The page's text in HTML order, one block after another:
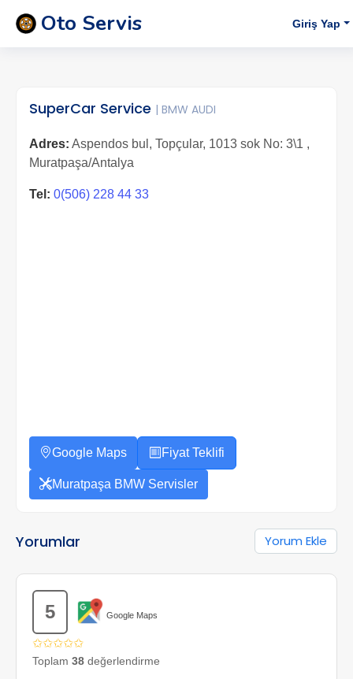
Oto Servis Giriş Yap
SuperCar Service | BMW AUDI
Adres: Aspendos bul, Topçular, 1013 sok No: 3\1 ,
Muratpaşa/Antalya
Tel: 0(506) 228 44 33
Google Maps Fiyat Teklifi
Muratpaşa BMW Servisler
Yorumlar Yorum Ekle
5 Google Maps
✩✩✩✩✩
Toplam 38 değerlendirme